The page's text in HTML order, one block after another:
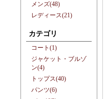
メンズ(48)
レディース(21)
カテゴリ
コート(1)
ジャケット・ブルゾ
ン(4)
トップス(40)
パンツ(6)